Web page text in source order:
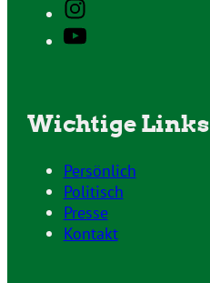
Wichtige Links
Persönlich
Politisch
Presse
Kontakt